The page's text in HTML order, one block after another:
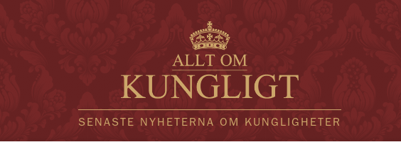
SENASTE NYHETERNA OM KUNGLIGHETER